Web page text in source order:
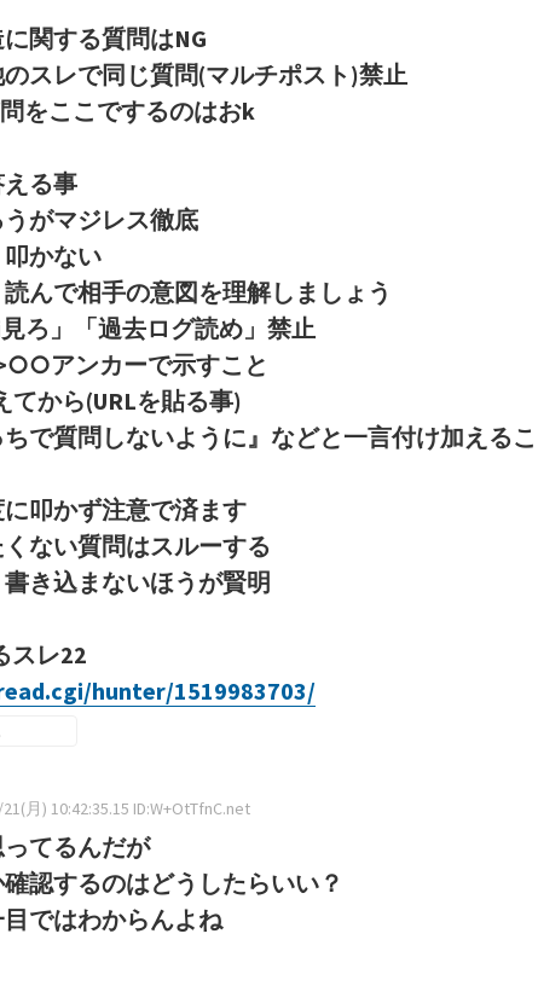
関する質問はNG
スレで同じ質問(マルチポスト)禁止
をここでするのはおk
える事
がマジレス徹底
叩かない
んで相手の意図を理解しましょう
ろ」「過去ログ読め」禁止
アンカーで示すこと
てから(URLを貼る事)
で質問しないように』などと一言付け加えるこ
叩かず注意で済ます
ない質問はスルーする
き込まないほうが賢明
スレ22
hunter/1519983703/
月) 10:42:35.15 ID:W+OtTfnC.net
てるんだが
認するのはどうしたらいい？
ではわからんよね